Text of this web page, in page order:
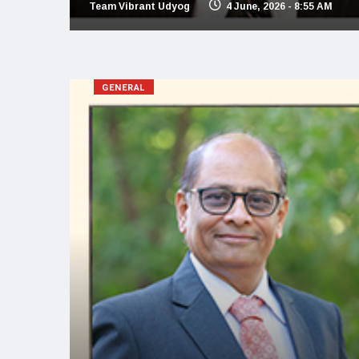
Team Vibrant Udyog 4 June, 2026 - 8:55 AM
GENERAL